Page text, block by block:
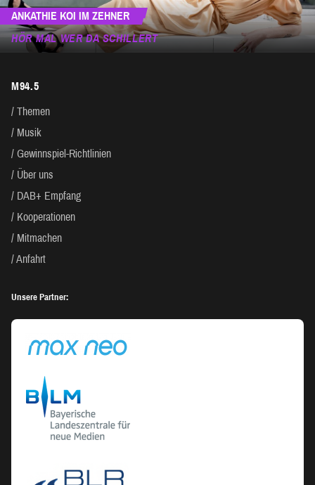
ANKATHIE KOI IM ZEHNER
HÖR MAL WER DA SCHILLERT
M94.5
Themen
Musik
Gewinnspiel-Richtlinien
Über uns
DAB+ Empfang
Kooperationen
Mitmachen
Anfahrt
Unsere Partner: